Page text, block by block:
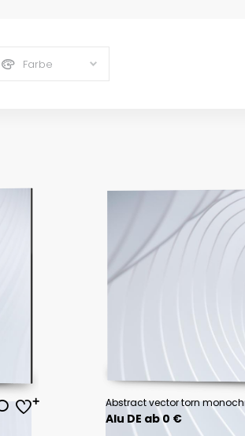
Farbe
Alu DE ab 0 €